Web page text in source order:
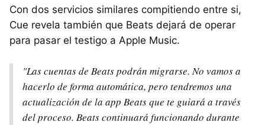
Con dos servicios similares compitiendo entre si,
Cue revela también que Beats dejará de operar
para pasar el testigo a Apple Music.
"Las cuentas de Beats podrán migrarse. No vamos a
hacerlo de forma automática, pero tendremos una
actualización de la app Beats que te guiará a través
del proceso. Beats continuará funcionando durante